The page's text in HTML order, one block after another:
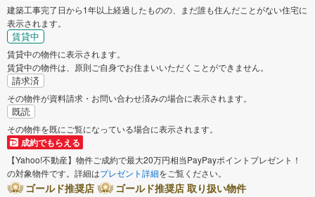
建築工事完了日から1年以上経過したものの、まだ誰も住んだことがない住宅に
表示されます。
賃貸中
賃貸中の物件に表示されます。
賃貸中の物件は、原則ご自身でお住まいいただくことができません。
請求済
その物件が資料請求・お問い合わせ済みの場合に表示されます。
既読
その物件を既にご覧になっている場合に表示されます。
成約でもらえる
【Yahoo!不動産】物件ご成約で最大20万円相当PayPayポイントプレゼント！
の対象物件です。詳細はプレゼント詳細をご覧ください。
ゴールド推奨店
ゴールド推奨店 取り扱い物件